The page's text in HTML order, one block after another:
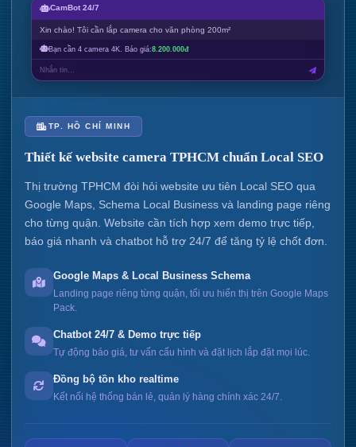
CamBot 24/7
Xin chào! Tôi cần lắp camera cho văn phòng 200m²
Bạn cần 4 camera 4K. Báo giá:8.200.000đ
Nhắn tin…
TP. HỒ CHÍ MINH
Thiết kế website camera TPHCM chuẩn Local SEO
Thị trường TPHCM đòi hỏi website ưu tiên Local SEO qua
Google Maps, Schema Local Business và landing page riêng
cho từng quận. Website cần tích hợp xem demo trực tiếp,
báo giá nhanh và chatbot hỗ trợ 24/7 để tăng tỷ lệ chốt đơn.
Google Maps & Local Business Schema
Landing page riêng từng quận, tối ưu hiển thị trên Google Maps
Pack.
Chatbot 24/7 & Demo trực tiếp
Tự động báo giá, tư vấn cấu hình và đặt lịch lắp đặt mọi lúc.
Đồng bộ tồn kho realtime
Kết nối hệ thống bán lẻ, quản lý hàng chính xác 24/7.